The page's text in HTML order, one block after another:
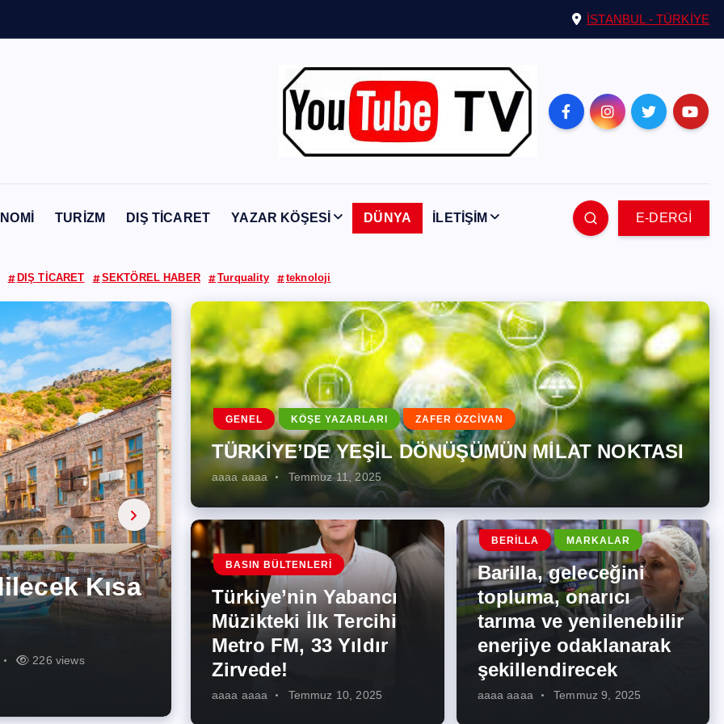
İSTANBUL - TÜRKİYE
TURİZM DIŞ TİCARET YAZAR KÖŞESİ DÜNYA İLETİŞİM E-DERGİ
DIŞ TİCARET SEKTÖREL HABER Turquality teknoloji
343 views
İlk
Zirvede!
272 views
onarıcı
274 views
Enerji
İş
286 views
Kısa
226 views
Artması
261 views
GENEL KÖŞE YAZARLARI ZAFER ÖZCİVAN
TÜRKİYE’DE YEŞİL DÖNÜŞÜMÜN MİLAT NOKTASI
aaaa aaaa Temmuz 11, 2025
BASIN BÜLTENLERI
Türkiye’nin Yabancı
Müzikteki İlk Tercihi
Metro FM, 33 Yıldır
Zirvede!
aaaa aaaa Temmuz 10, 2025
BERILLA MARKALAR
Barilla, geleceğini
topluma, onarıcı
tarıma ve yenilenebilir
enerjiye odaklanarak
şekillendirecek
aaaa aaaa Temmuz 9, 2025